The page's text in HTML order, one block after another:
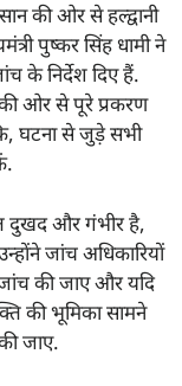
की ओर से हल्द्वानी
पुष्कर सिंह धामी ने
के निर्देश दिए हैं.
ओर से पूरे प्रकरण
घटना से जुड़े सभी
दुखद और गंभीर है,
जांच अधिकारियों
की जाए और यदि
की भूमिका सामने
जाए.